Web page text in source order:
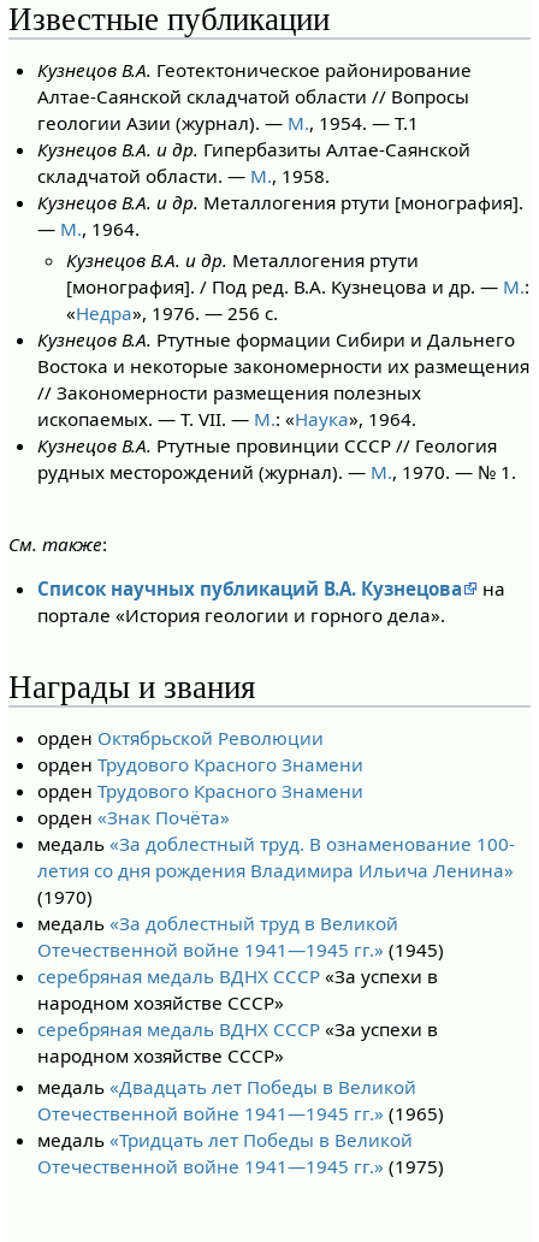
Известные публикации
Кузнецов В.А. Геотектоническое районирование
Алтае-Саянской складчатой области // Вопросы
геологии Азии (журнал). — М., 1954. — Т.1
Кузнецов В.А. и др. Гипербазиты Алтае-Саянской
складчатой области. — М., 1958.
Кузнецов В.А. и др. Металлогения ртути [монография].
— М., 1964.
Кузнецов В.А. и др. Металлогения ртути
[монография]. / Под ред. В.А. Кузнецова и др. — М.:
«Недра», 1976. — 256 с.
Кузнецов В.А. Ртутные формации Сибири и Дальнего
Востока и некоторые закономерности их размещения
// Закономерности размещения полезных
ископаемых. — Т. VII. — М.: «Наука», 1964.
Кузнецов В.А. Ртутные провинции СССР // Геология
рудных месторождений (журнал). — М., 1970. — № 1.
См. также:
Список научных публикаций В.А. Кузнецова
на
портале «История геологии и горного дела».
Награды и звания
орден Октябрьской Революции
орденТрудового Красного Знамени
орденТрудового Красного Знамени
орден«Знак Почёта»
медаль«За доблестный труд. В ознаменование 100-
летия со дня рождения Владимира Ильича Ленина»
(1970)
медаль«За доблестный труд в Великой
Отечественной войне 1941—1945 гг.» (1945)
серебряная медаль ВДНХ СССР «За успехи в
народном хозяйстве СССР»
серебряная медаль ВДНХ СССР «За успехи в
народном хозяйстве СССР»
медаль«Двадцать лет Победы в Великой
Отечественной войне 1941—1945 гг.» (1965)
медаль«Тридцать лет Победы в Великой
Отечественной войне 1941—1945 гг.» (1975)